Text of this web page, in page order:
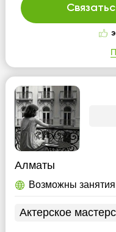
Алматы
Возможны
Актерское